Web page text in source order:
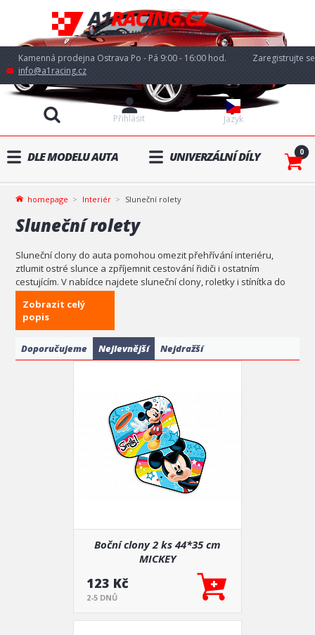
Kamenná prodejna Ostrava Po - Pá 9:00 - 16:00 hod.
info@a1racing.cz
Jazyk
Přihlásit
Zaregistrujte se
DLE MODELU AUTA UNIVERZÁLNÍ DÍLY 0
homepage Interiér Sluneční rolety
Sluneční rolety
Sluneční clony do auta pomohou omezit přehřívání interiéru,
ztlumit ostré slunce a zpříjemnit cestování řidiči i ostatním
cestujícím. V nabídce najdete sluneční clony, roletky i stínítka do
auta pro různé typy oken a použití. Vyberte si řešení, které bude
sedět vašemu autu i tomu, jestli řešíte hlavně stín, ochranu
interiéru nebo větší pohodlí na cestách.
Zobrazit celý
popis
Doporučujeme Nejlevnější Nejdražší
Boční clony 2 ks 44*35 cm
MICKEY
123 Kč
2-5 DNŮ